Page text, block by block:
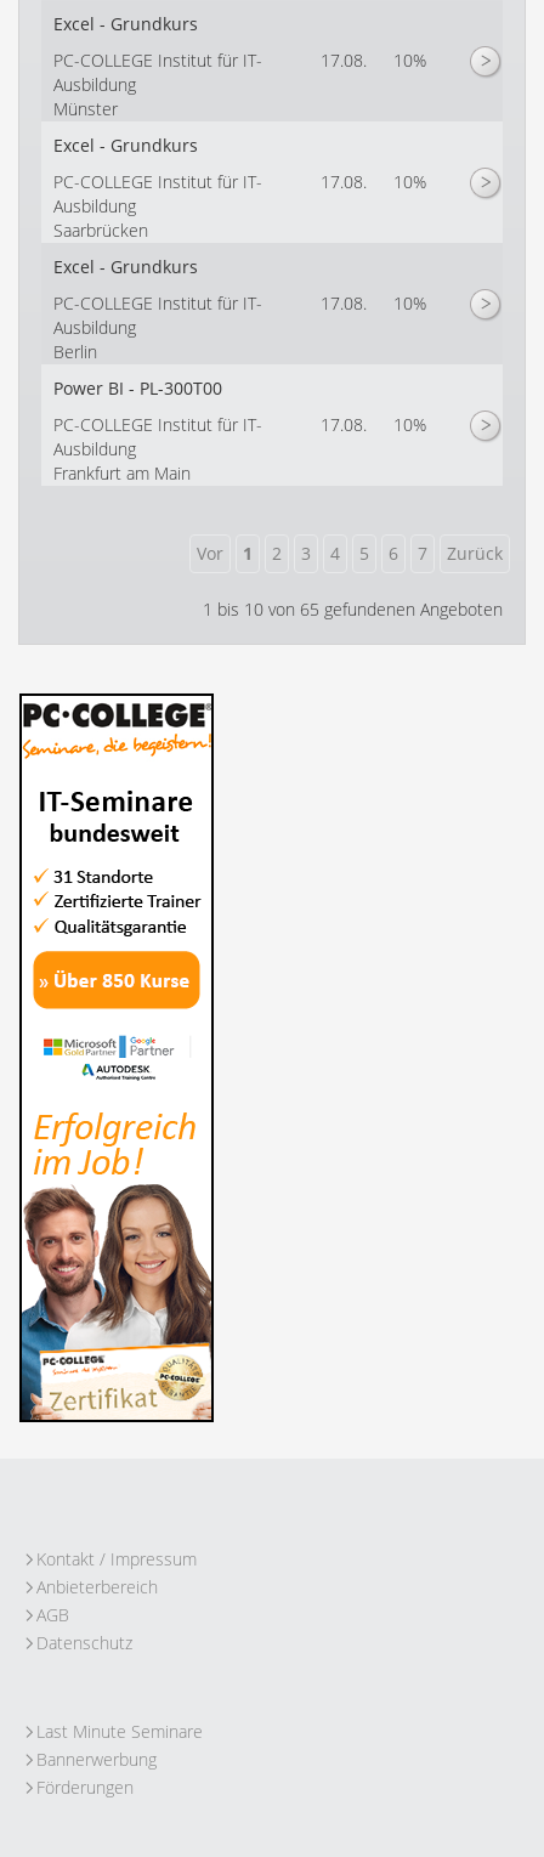
Excel - Grundkurs
PC-COLLEGE Institut für IT-
Ausbildung
Münster
17.08. 10%
Excel - Grundkurs
PC-COLLEGE Institut für IT-
Ausbildung
Saarbrücken
17.08. 10%
Excel - Grundkurs
PC-COLLEGE Institut für IT-
Ausbildung
Berlin
17.08. 10%
Power BI - PL-300T00
PC-COLLEGE Institut für IT-
Ausbildung
Frankfurt am Main
17.08. 10%
1 bis 10 von 65 gefundenen Angeboten
Kontakt / Impressum
Anbieterbereich
AGB
Datenschutz
Last Minute Seminare
Bannerwerbung
Förderungen